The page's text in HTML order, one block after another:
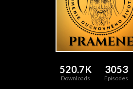
520.7K
Downloads
3053
Episodes